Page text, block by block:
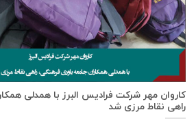
كاروان مهر شرکت فرادیس البرز با همدلی
راهی نقاط مرزی شد